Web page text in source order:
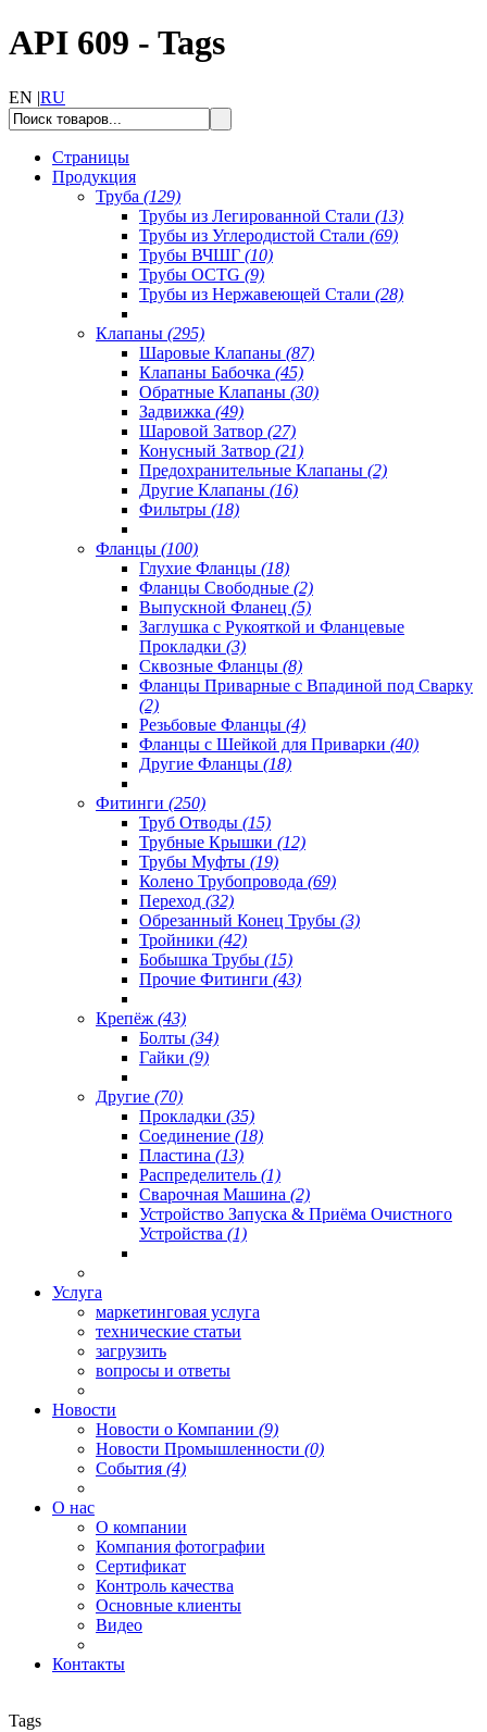
API 609 - Tags
EN |RU
Страницы
Продукция
Труба (129)
Трубы из Легированной Стали (13)
Трубы из Углеродистой Стали (69)
Трубы ВЧШГ (10)
Трубы OCTG (9)
Трубы из Нержавеющей Стали (28)
Клапаны (295)
Шаровые Клапаны (87)
Клапаны Бабочка (45)
Обратные Клапаны (30)
Задвижка (49)
Шаровой Затвор (27)
Конусный Затвор (21)
Предохранительные Клапаны (2)
Другие Клапаны (16)
Фильтры (18)
Фланцы (100)
Глухие Фланцы (18)
Фланцы Свободные (2)
Выпускной Фланец (5)
Заглушка с Рукояткой и Фланцевые
Прокладки (3)
Сквозные Фланцы (8)
Фланцы Приварные с Впадиной под Сварку
(2)
Резьбовые Фланцы (4)
Фланцы с Шейкой для Приварки (40)
Другие Фланцы (18)
Фитинги (250)
Труб Отводы (15)
Трубные Крышки (12)
Трубы Муфты (19)
Колено Трубопровода (69)
Переход (32)
Обрезанный Конец Трубы (3)
Тройники (42)
Бобышка Трубы (15)
Прочие Фитинги (43)
Крепёж (43)
Болты (34)
Гайки (9)
Другие (70)
Прокладки (35)
Соединение (18)
Пластина (13)
Распределитель (1)
Сварочная Машина (2)
Устройство Запуска & Приёма Очистного
Устройства (1)
Услуга
маркетинговая услуга
технические статьи
загрузить
вопросы и ответы
Новости
Новости о Компании (9)
Новости Промышленности (0)
События (4)
О нас
О компании
Компания фотографии
Сертификат
Контроль качества
Основные клиенты
Видео
Контакты
Tags